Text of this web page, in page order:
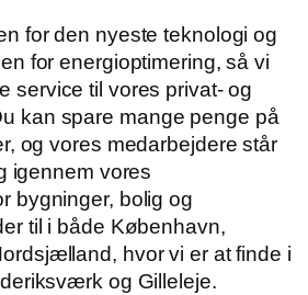
for den nyeste teknologi og
for energioptimering, så vi
service til vores privat- og
kan spare mange penge på
og vores medarbejdere står
igennem vores
bygninger, bolig og
til i både København,
hvor vi er at finde i
og Gilleleje.